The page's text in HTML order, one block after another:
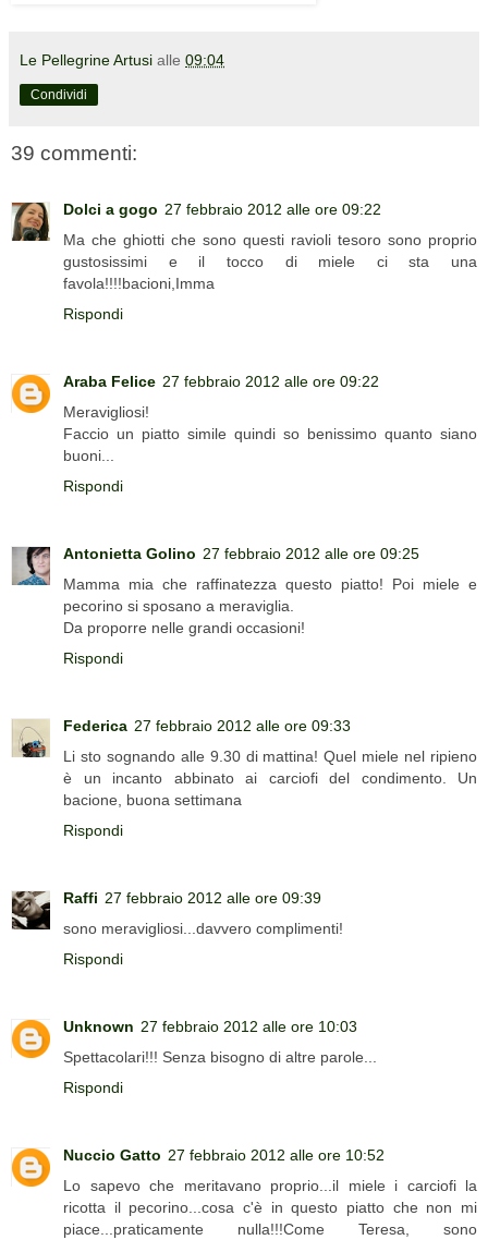
Le Pellegrine Artusi alle 09:04
Condividi
39 commenti:
Dolci a gogo 27 febbraio 2012 alle ore 09:22
Ma che ghiotti che sono questi ravioli tesoro sono proprio
gustosissimi e il tocco di miele ci sta una
favola!!!!bacioni,Imma
Rispondi
Araba Felice 27 febbraio 2012 alle ore 09:22
Meravigliosi!
Faccio un piatto simile quindi so benissimo quanto siano
buoni...
Rispondi
Antonietta Golino 27 febbraio 2012 alle ore 09:25
Mamma mia che raffinatezza questo piatto! Poi miele e
pecorino si sposano a meraviglia.
Da proporre nelle grandi occasioni!
Rispondi
Federica 27 febbraio 2012 alle ore 09:33
Li sto sognando alle 9.30 di mattina! Quel miele nel ripieno
è un incanto abbinato ai carciofi del condimento. Un
bacione, buona settimana
Rispondi
Raffi 27 febbraio 2012 alle ore 09:39
sono meravigliosi...davvero complimenti!
Rispondi
Unknown 27 febbraio 2012 alle ore 10:03
Spettacolari!!! Senza bisogno di altre parole...
Rispondi
Nuccio Gatto 27 febbraio 2012 alle ore 10:52
Lo sapevo che meritavano proprio...il miele i carciofi la
ricotta il pecorino...cosa c'è in questo piatto che non mi
piace...praticamente nulla!!!Come Teresa, sono